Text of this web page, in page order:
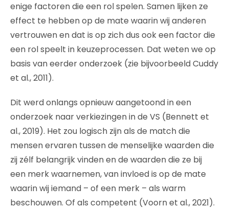
enige factoren die een rol spelen. Samen lijken ze
effect te hebben op de mate waarin wij anderen
vertrouwen en dat is op zich dus ook een factor die
een rol speelt in keuzeprocessen. Dat weten we op
basis van eerder onderzoek (zie bijvoorbeeld Cuddy
et al., 2011).
Dit werd onlangs opnieuw aangetoond in een
onderzoek naar verkiezingen in de VS (Bennett et
al., 2019). Het zou logisch zijn als de match die
mensen ervaren tussen de menselijke waarden die
zij zélf belangrijk vinden en de waarden die ze bij
een merk waarnemen, van invloed is op de mate
waarin wij iemand – of een merk – als warm
beschouwen. Of als competent (Voorn et al., 2021).